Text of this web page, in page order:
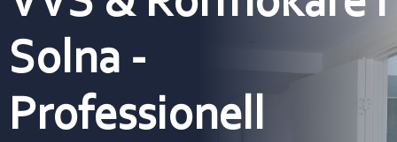
Solna -
Professionell